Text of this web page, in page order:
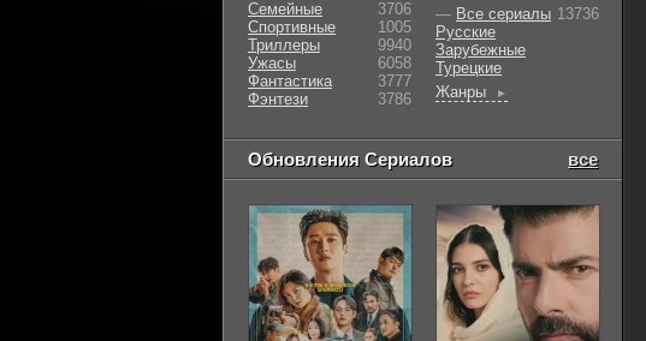
Семейные
3706
Cпортивные
1005
Триллеры
9940
Ужасы
6058
Фантастика
3777
Фэнтези
3786
— Все сериалы 13736
Русские
Зарубежные
Турецкие
Жанры
►
Обновления Сериалов все